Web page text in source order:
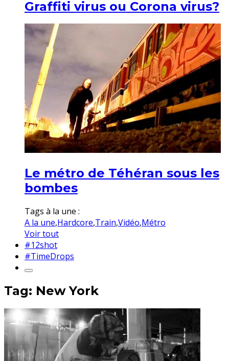
Graffiti virus ou Corona virus?
Le métro de Téhéran sous les
bombes
Tags à la une :
A la une,Hardcore,Train,Vidéo,Métro
Voir tout
#12shot
#TimeDrops
Tag: New York